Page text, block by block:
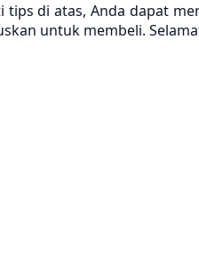
di atas, Anda dapat
untuk membeli.